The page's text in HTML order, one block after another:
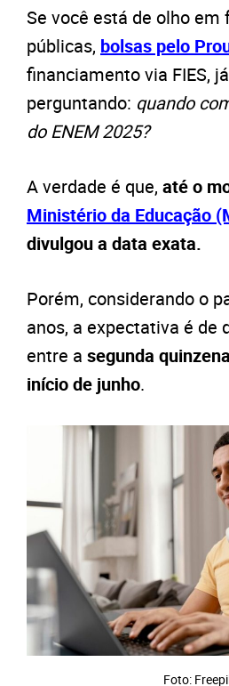
Se você está de olho em
públicas, bolsas pelo
financiamento via FIES,
perguntando: quando
do ENEM 2025?
A verdade é que, até o
Ministério da Educação
divulgou a data exata.
Porém, considerando o
anos, a expectativa é de
entre a segunda
início de junho.
Foto: